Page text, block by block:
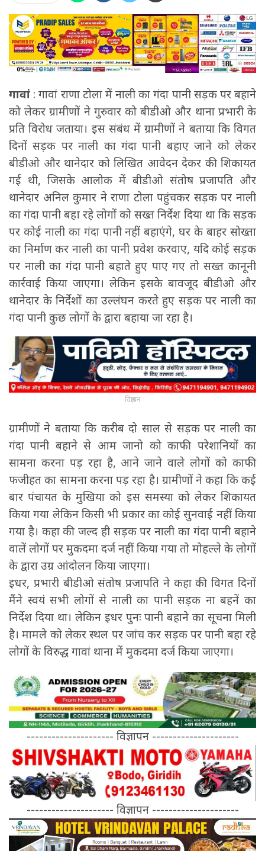
गावां : गावां राणा टोला में नाली का गंदा पानी सड़क पर बहाने
को लेकर ग्रामीणों ने गुरुवार को बीडीओ और थाना प्रभारी के
प्रति विरोध जताया। इस संबंध में ग्रामीणों ने बताया कि विगत
दिनों सड़क पर नाली का गंदा पानी बहाए जाने को लेकर
बीडीओ और थानेदार को लिखित आवेदन देकर की शिकायत
गई थी, जिसके आलोक में बीडीओ संतोष प्रजापति और
थानेदार अनिल कुमार ने राणा टोला पहुंचकर सड़क पर नाली
का गंदा पानी बहा रहे लोगों को सख्त निर्देश दिया था कि सड़क
पर कोई नाली का गंदा पानी नहीं बहाएंगे, घर के बाहर सोख्ता
का निर्माण कर नाली का पानी प्रवेश करवाए, यदि कोई सड़क
पर नाली का गंदा पानी बहाते हुए पाए गए तो सख्त कानूनी
कार्रवाई किया जाएगा। लेकिन इसके बावजूद बीडीओ और
थानेदार के निर्देशों का उल्लंघन करते हुए सड़क पर नाली का
गंदा पानी कुछ लोगों के द्वारा बहाया जा रहा है।
विज्ञापन
ग्रामीणों ने बताया कि करीब दो साल से सड़क पर नाली का
गंदा पानी बहाने से आम जानो को काफी परेशानियों का
सामना करना पड़ रहा है, आने जाने वाले लोगों को काफी
फजीहत का सामना करना पड़ रहा है। ग्रामीणों ने कहा कि कई
बार पंचायत के मुखिया को इस समस्या को लेकर शिकायत
किया गया लेकिन किसी भी प्रकार का कोई सुनवाई नहीं किया
गया है। कहा की जल्द ही सड़क पर नाली का गंदा पानी बहाने
वालें लोगों पर मुकदमा दर्ज नहीं किया गया तो मोहल्ले के लोगों
के द्वारा उग्र आंदोलन किया जाएगा।
इधर, प्रभारी बीडीओ संतोष प्रजापति ने कहा की विगत दिनों
मैंने स्वयं सभी लोगों से नाली का पानी सड़क ना बहनें का
निर्देश दिया था। लेकिन इधर पुनः पानी बहाने का सूचना मिली
है। मामले को लेकर स्थल पर जांच कर सड़क पर पानी बहा रहे
लोगों के विरुद्ध गावां थाना में मुकदमा दर्ज किया जाएगा।
--------------------- विज्ञापन ---------------------
--------------------- विज्ञापन ---------------------